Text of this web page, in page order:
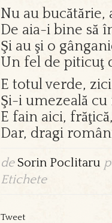
Nu au bucătărie,
De aia-i bine să
Şi au şi o
Un fel de piticuţ
E totul verde,
Şi-i umezeală
E fain aici,
Dar, dragi
de Sorin Poclitaru
Etichete
Tweet